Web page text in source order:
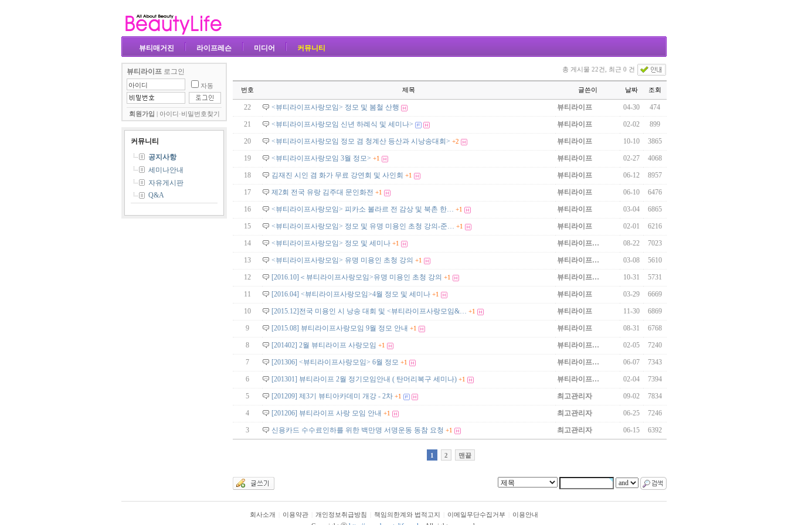
뷰티매거진 라이프레슨 미디어 커뮤니티
뷰티라이프 로그인
자동
회원가입 아이디·비밀번호찾기
커뮤니티
공지사항
세미나안내
자유게시판
Q&A
총 게시물 22건, 최근 0 건
번호 제목 글쓴이 날짜 조회
22 <뷰티라이프사랑모임> 정모 및 봄철 산행 뷰티라이프 04-30 474
21 <뷰티라이프사랑모임 신년 하례식 및 세미나> 뷰티라이프 02-02 899
20 <뷰티라이프사랑모임 정모 겸 청계산 등산과 시낭송대회> +2 뷰티라이프 10-10 3865
19 <뷰티라이프사랑모임 3월 정모> +1 뷰티라이프 02-27 4068
18 김재진 시인 겸 화가 무료 강연회 및 사인회 +1 뷰티라이프 06-12 8957
17 제2회 전국 유랑 김주대 문인화전 +1 뷰티라이프 06-10 6476
16 <뷰티라이프사랑모임> 피카소 볼라르 전 감상 및 북촌 한… +1 뷰티라이프 03-04 6865
15 <뷰티라이프사랑모임> 정모 및 유명 미용인 초청 강의-준… +1 뷰티라이프 02-01 6216
14 <뷰티라이프사랑모임> 정모 및 세미나 +1 뷰티라이프… 08-22 7023
13 <뷰티라이프사랑모임> 유명 미용인 초청 강의 +1 뷰티라이프… 03-08 5610
12 [2016.10]＜뷰티라이프사랑모임>유명 미용인 초청 강의 +1 뷰티라이프… 10-31 5731
11 [2016.04] <뷰티라이프사랑모임>4월 정모 및 세미나 +1 뷰티라이프 03-29 6669
10 [2015.12]전국 미용인 시 낭송 대회 및 <뷰티라이프사랑모임&… +1 뷰티라이프 11-30 6869
9 [2015.08] 뷰티라이프사랑모임 9월 정모 안내 +1 뷰티라이프 08-31 6768
8 [201402] 2월 뷰티라이프 사랑모임 +1 뷰티라이프… 02-05 7240
7 [201306] <뷰티라이프사랑모임> 6월 정모 +1 뷰티라이프… 06-07 7343
6 [201301] 뷰티라이프 2월 정기모임안내 ( 탄머리복구 세미나) +1 뷰티라이프… 02-04 7394
5 [201209] 제3기 뷰티아카데미 개강 - 2차 +1 최고관리자 09-02 7834
4 [201206] 뷰티라이프 사랑 모임 안내 +1 최고관리자 06-25 7246
3 신용카드 수수료인하를 위한 백만명 서명운동 동참 요청 +1 최고관리자 06-15 6392
1 2 맨끝
회사소개 이용약관 개인정보취급방침 책임의한계와 법적고지 이메일무단수집거부
이용안내